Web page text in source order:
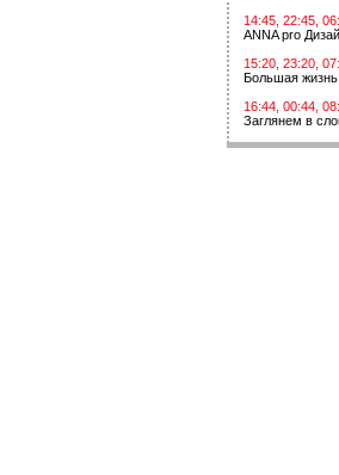
14:45, 22:45,
ANNA pro
15:20, 23:20,
Большая жизнь
16:44, 00:44,
Заглянем в